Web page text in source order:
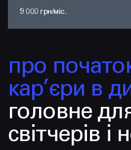
9 000 грн/міс.
про
кар’єри в
головне
світчерів і